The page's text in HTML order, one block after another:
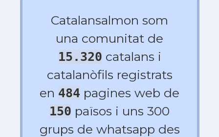
Catalansalmon som
una comunitat de
15.320 catalans i
catalanòfils registrats
en 484 pagines web de
150 països i uns 300
grups de whatsapp des